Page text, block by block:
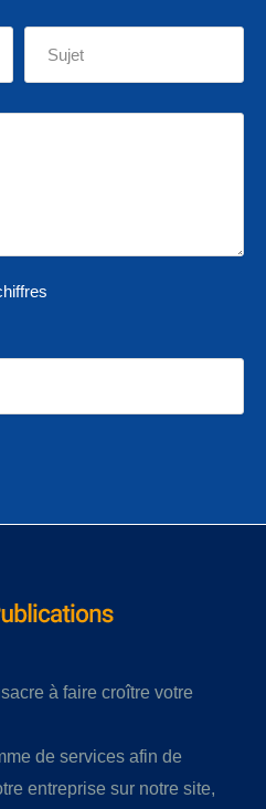
à faire croître votre
de services afin de
entreprise sur notre site,